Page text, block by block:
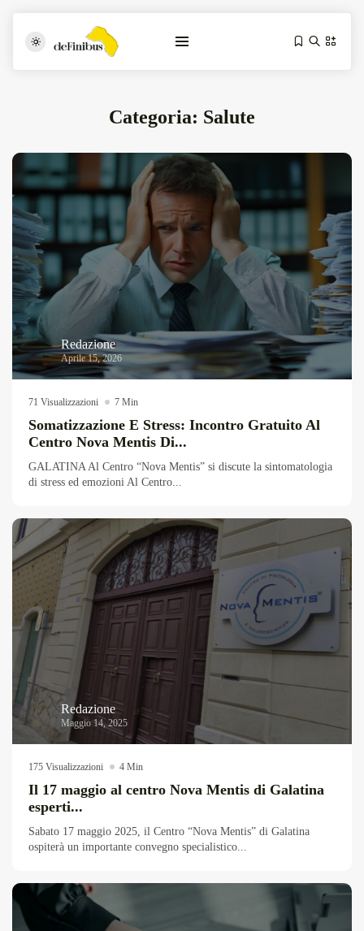
Iosonouncane A Lecce: Concerto Acustico...
Luglio 17, 2026 13 Min
Tarantarte Al Festival De Fès...
Giugno 4, 2026 15 Min
Overdrive Fest A Matino: Il...
Categoria: Salute
Redazione
Aprile 15, 2026
71 Visualizzazioni 7 Min
Somatizzazione E Stress: Incontro Gratuito Al
Centro Nova Mentis Di...
GALATINA Al Centro “Nova Mentis” si discute la sintomatologia
di stress ed emozioni Al Centro...
Redazione
Maggio 14, 2025
175 Visualizzazioni 4 Min
Il 17 maggio al centro Nova Mentis di Galatina
esperti...
Sabato 17 maggio 2025, il Centro “Nova Mentis” di Galatina
ospiterà un importante convegno specialistico...